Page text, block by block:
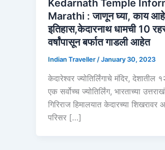
Kedarnath Temple
Marathi : जाणून घ्या, काय आहे
इतिहास,केदारनाथ धामची 10
वर्षांपासून बर्फात गाडली आहेत
Indian Traveller /January 30, 2023
केदारेश्वर ज्योतिर्लिंगाचे मंदिर, देशातील
एक सर्वोच्च ज्योतिर्लिंग, भारताच्या
गिरिराज हिमालयात केदारच्या शिखरावर
परिसर […]